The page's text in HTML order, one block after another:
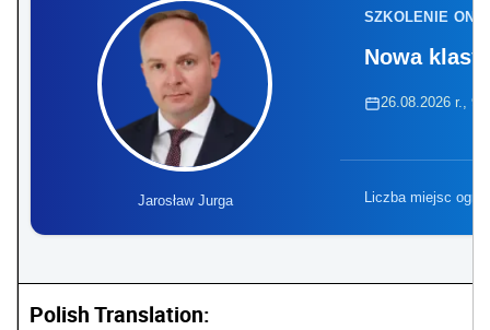
Jarosław Jurga
SZKOLENIE
Nowa
26.08.2026 r.,
Liczba miejsc
Polish Translation: